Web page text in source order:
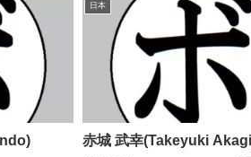
日本
赤城 武幸(Takeyuki